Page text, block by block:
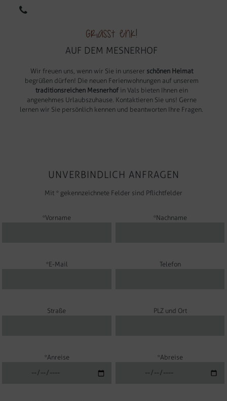
Griasst enk!
AUF DEM MESNERHOF
Wir freuen uns, wenn wir Sie in unserer schönen Heimat
begrüßen dürfen! Die neuen Ferienwohnungen auf unserem
traditionsreichen Mesnerhof in Vals bieten Ihnen ein
angenehmes Urlaubszuhause. Kontaktieren Sie uns! Gerne
lernen wir Sie persönlich kennen und beantworten Ihre Fragen.
UNVERBINDLICH ANFRAGEN
Mit * gekennzeichnete Felder sind Pflichtfelder
*Vorname *Nachname
*E-Mail Telefon
Straße PLZ und Ort
*Anreise *Abreise